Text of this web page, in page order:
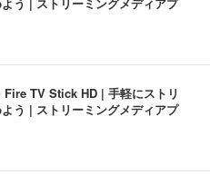
Fire TV Stick HD | 手軽にストリ
う | ストリーミングメディアプ